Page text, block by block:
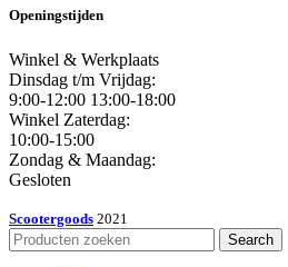
Openingstijden
Winkel & Werkplaats
Dinsdag t/m Vrijdag:
9:00-12:00 13:00-18:00
Winkel Zaterdag:
10:00-15:00
Zondag & Maandag:
Gesloten
Scootergoods 2021
Search